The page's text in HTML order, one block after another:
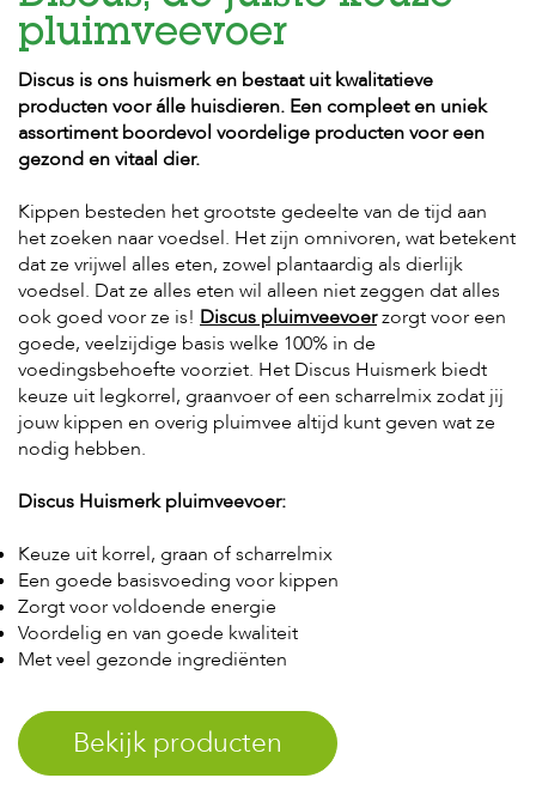
H
o
m
e
F
l
d
e
r
H
o
n
d
e
n
a
t
e
n
K
n
g
d
i
pluimveevoer
Discus is ons huismerk en bestaat uit kwalitatieve
producten voor álle huisdieren. Een compleet en uniek
assortiment boordevol voordelige producten voor een
gezond en vitaal dier.
Kippen besteden het grootste gedeelte van de tijd aan
het zoeken naar voedsel. Het zijn omnivoren, wat betekent
dat ze vrijwel alles eten, zowel plantaardig als dierlijk
voedsel. Dat ze alles eten wil alleen niet zeggen dat alles
ook goed voor ze is! Discus pluimveevoerzorgt voor een
goede, veelzijdige basis welke 100% in de
voedingsbehoefte voorziet. Het Discus Huismerk biedt
keuze uit legkorrel, graanvoer of een scharrelmix zodat jij
jouw kippen en overig pluimvee altijd kunt geven wat ze
nodig hebben.
Discus Huismerk pluimveevoer:
Keuze uit korrel, graan of scharrelmix
Een goede basisvoeding voor kippen
Zorgt voor voldoende energie
Voordelig en van goede kwaliteit
Met veel gezonde ingrediënten
Bekijk producten